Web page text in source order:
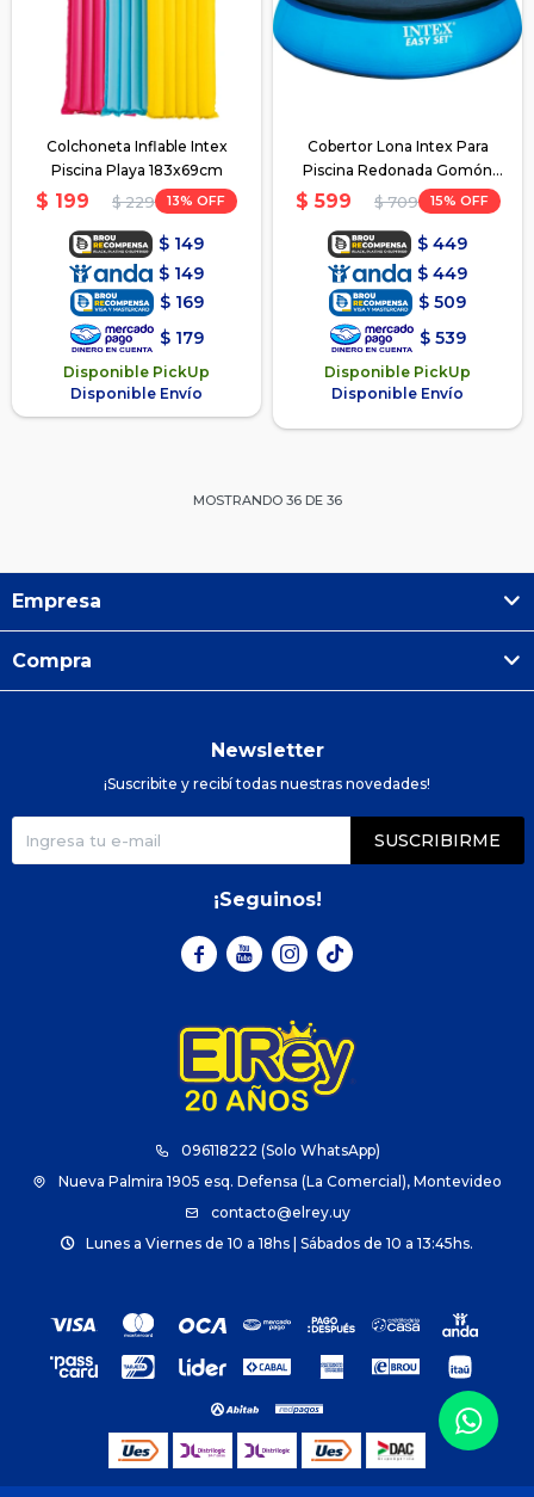
Colchoneta Inflable Intex
Piscina Playa 183x69cm
$ 199 $ 229 13
$ 149
$ 149
$ 169
$ 179
Disponible PickUp
Disponible Envío
Cobertor Lona Intex Para
Piscina Redonada Gomón
305Cm
$ 599 $ 709 15
$ 449
$ 449
$ 509
$ 539
Disponible PickUp
Disponible Envío
MOSTRANDO 36DE 36
096118222 (Solo WhatsApp)
Nueva Palmira 1905 esq. Defensa (La Comercial), Montevideo
contacto@elrey.uy
Lunes a Viernes de 10 a 18hs | Sábados de 10 a 13:45hs.
Empresa
Compra
Newsletter
¡Suscribite y recibí todas nuestras novedades!
SUSCRIBIRME
¡Seguinos!
  